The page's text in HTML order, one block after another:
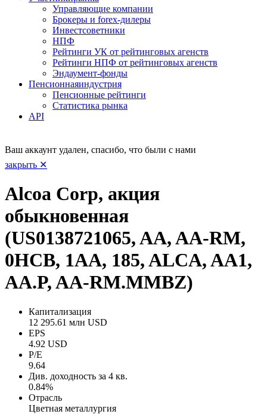
Управляющие компании
Брокеры и forex-дилеры
Инвестсоветники
НПФ
Рейтинги УК от рейтинговых агенств
Рейтинги НПФ от рейтинговых агенств
Эндаумент-фонды
Пенсионнаяиндустрия
Пенсионные рейтинги
Статистика рынка
API
Ваш аккаунт удален, спасибо, что были с нами
закрыть ✕
Alcoa Corp, акция
обыкновенная
(US0138721065, AA, AA-RM,
0HCB, 1AA, 185, ALCA, AA1,
AA.P, AA-RM.MMBZ)
Капитализация
12 295.61 млн USD
EPS
4.92 USD
P/E
9.64
Див. доходность за 4 кв.
0.84%
Отрасль
Цветная металлургия